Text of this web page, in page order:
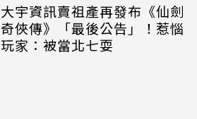
大宇資訊賣祖產再發布《仙劍
奇俠傳》「最後公告」！惹惱
玩家：被當北七耍